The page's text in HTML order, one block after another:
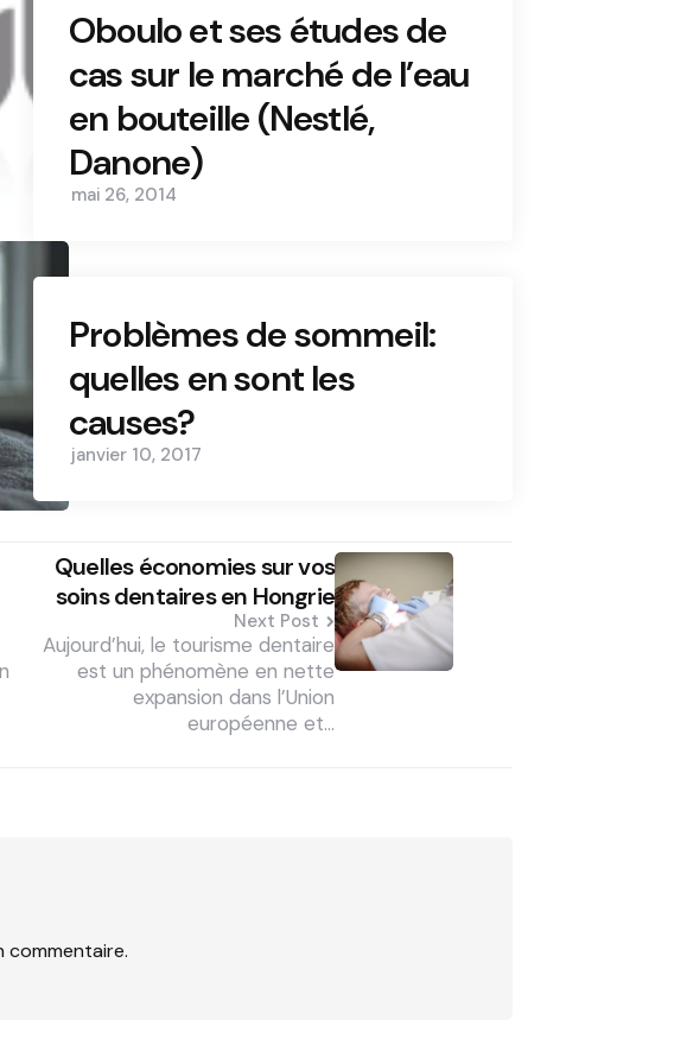
Oboulo et ses études de
cas sur le marché de l’eau
en bouteille (Nestlé,
Danone)
mai 26, 2014
Problèmes de sommeil:
quelles en sont les
causes?
janvier 10, 2017
Quelles économies sur vos
soins dentaires en Hongrie
Next Post
Aujourd’hui, le tourisme dentaire
est un phénomène en nette
expansion dans l’Union
européenne et…
commentaire.